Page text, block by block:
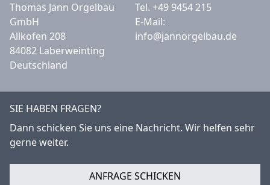
Thomas Jann Orgelbau
GmbH
Allkofen 208
84082 Laberweinting
Deutschland
Tel. +49 9454 215
E-Mail:
info@jannorgelbau.de
SIE HABEN FRAGEN?
Dann schicken Sie uns eine Nachricht. Wir helfen sehr
gerne weiter.
ANFRAGE SCHICKEN